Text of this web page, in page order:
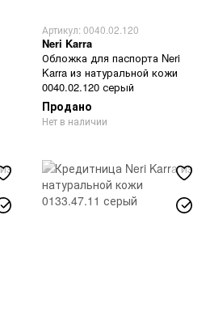
Артикул: 0040.02.120
Neri Karra
Обложка для паспорта Neri
Karra из натуральной кожи
0040.02.120 серый
Продано
Нет в наличии